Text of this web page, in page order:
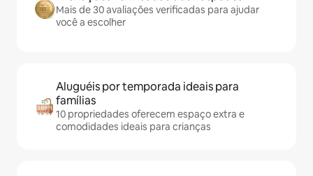
Mais de 30 avaliações verificadas para ajudar
você a escolher
Aluguéis por temporada ideais para
famílias
10 propriedades oferecem espaço extra e
comodidades ideais para crianças